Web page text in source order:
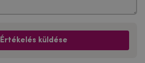
Értékelés küldése